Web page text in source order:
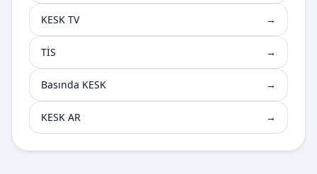
KESK TV →
TİS →
Basında KESK →
KESK AR →